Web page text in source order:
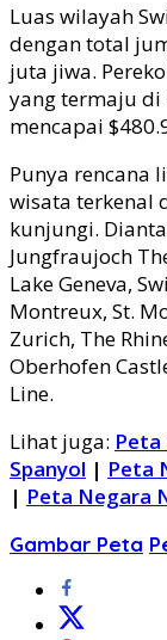
Luas wilayah
dengan total
juta jiwa.
yang termaju di
mencapai
Punya rencana
wisata terkenal
kunjungi.
Jungfraujoch
Lake Geneva,
Montreux, St.
Zurich, The
Oberhofen
Line.
Lihat juga: Peta
Spanyol | Peta
| Peta Negara
Gambar Peta